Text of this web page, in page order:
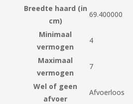
Breedte haard (in
cm)
69.400000
Minimaal
vermogen
4
Maximaal
vermogen
7
Wel of geen
afvoer
Afvoerloos